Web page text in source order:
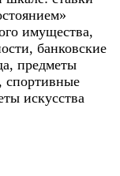
имущества,
банковские
предметы
искусства